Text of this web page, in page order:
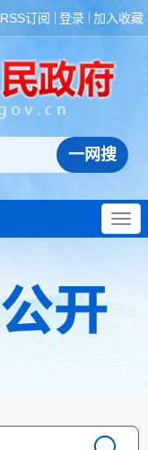
RSS订阅 登录 加入收藏